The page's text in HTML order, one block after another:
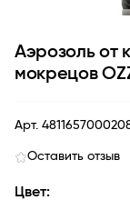
Аэрозоль от
мокрецов
Арт.
Оставить отзыв
Цвет: